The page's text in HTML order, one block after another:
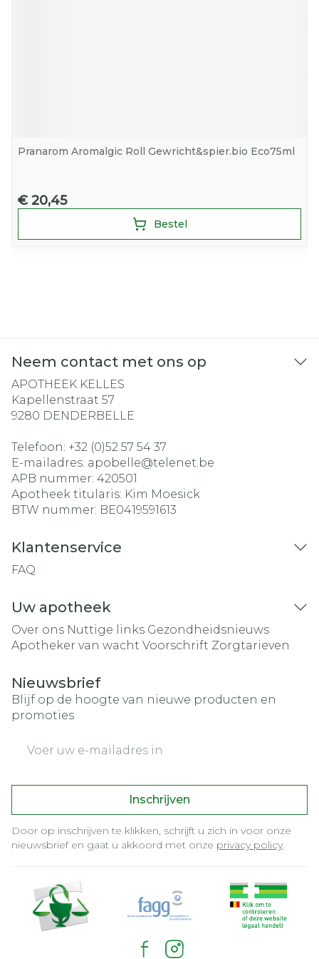
Pranarom Aromalgic Roll Gewricht&spier.bio Eco75ml
€ 20,45
Bestel
Neem contact met ons op
APOTHEEK KELLES
Kapellenstraat 57
9280 DENDERBELLE
Telefoon: +32 (0)52 57 54 37
E-mailadres: apobelle@telenet.be
APB nummer: 420501
Apotheek titularis: Kim Moesick
BTW nummer: BE0419591613
Klantenservice
FAQ
Uw apotheek
Over ons Nuttige links Gezondheidsnieuws
Apotheker van wacht Voorschrift Zorgtarieven
Nieuwsbrief
Blijf op de hoogte van nieuwe producten en
promoties
Inschrijven
Door op inschrijven te klikken, schrijft u zich in voor onze
nieuwsbrief en gaat u akkoord met onze privacy policy.